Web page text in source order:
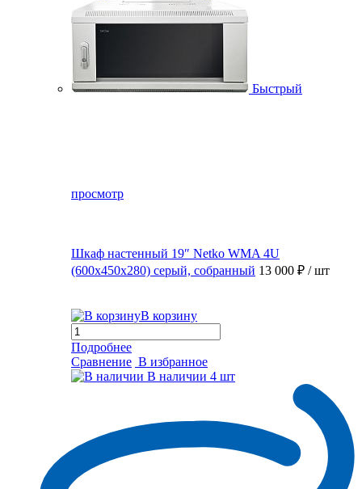
Быстрый
просмотр
Шкаф настенный 19″ Netko WMA 4U
(600x450x280) серый, собранный 13 000 ₽ / шт
В корзину
Подробнее
Сравнение В избранное
В наличии 4 шт